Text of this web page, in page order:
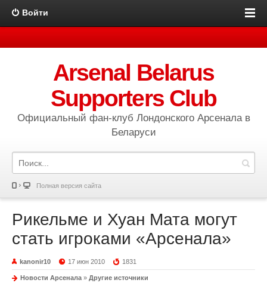
Войти
Arsenal Belarus
Supporters Club
Официальный фан-клуб Лондонского Арсенала в
Беларуси
Полная версия сайта
Рикельме и Хуан Мата могут
стать игроками «Арсенала»
kanonir10 17 июн 2010 1831
Новости Арсенала » Другие источники